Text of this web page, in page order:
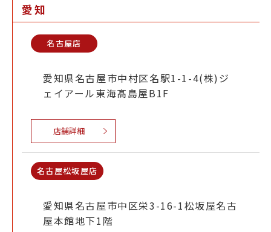
愛知
名古屋店
愛知県名古屋市中村区名駅1-1-4(株)ジ
ェイアール東海髙島屋B1F
店舗詳細
名古屋松坂屋店
愛知県名古屋市中区栄3-16-1松坂屋名古
屋本館地下1階